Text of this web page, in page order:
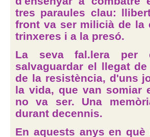
tres paraules clau:
front va ser milicià de la
trinxeres i a la presó.
La seva fal.lera per
salvaguardar el llegat
de la resistència, d'uns
la vida, que van somiar
no va ser. Una
durant decennis.
En aquests anys en